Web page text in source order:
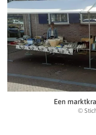
Een
©